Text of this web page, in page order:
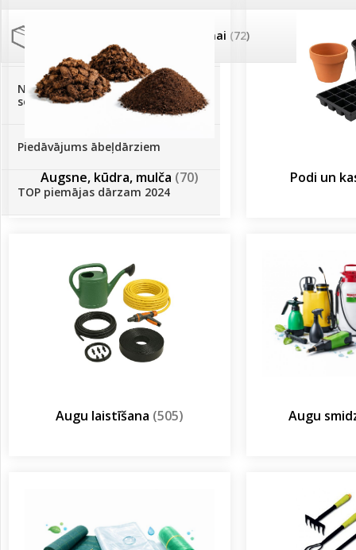
Palīglīdzekļi augu audzēšanai (72)
Klientu Diena
Novatec - izcils mēslošanai arī
sezonas otrajā pusē!
Piedāvājums ābeļdārziem
TOP piemājas dārzam 2024
Augsne, kūdra, mulča (70) Podi un
Augu laistīšana (505) Augu